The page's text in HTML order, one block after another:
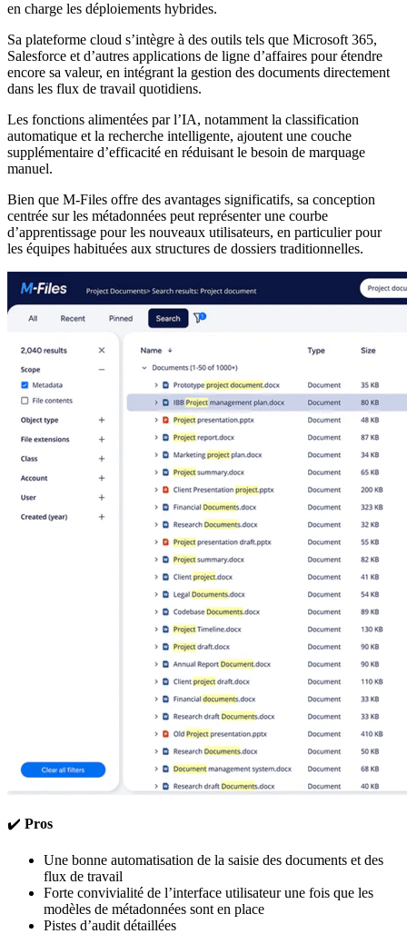
en charge les déploiements hybrides.
Sa plateforme cloud s’intègre à des outils tels que Microsoft 365,
Salesforce et d’autres applications de ligne d’affaires pour étendre
encore sa valeur, en intégrant la gestion des documents directement
dans les flux de travail quotidiens.
Les fonctions alimentées par l’IA, notamment la classification
automatique et la recherche intelligente, ajoutent une couche
supplémentaire d’efficacité en réduisant le besoin de marquage
manuel.
Bien que M-Files offre des avantages significatifs, sa conception
centrée sur les métadonnées peut représenter une courbe
d’apprentissage pour les nouveaux utilisateurs, en particulier pour
les équipes habituées aux structures de dossiers traditionnelles.
✔️ Pros
Une bonne automatisation de la saisie des documents et des
flux de travail
Forte convivialité de l’interface utilisateur une fois que les
modèles de métadonnées sont en place
Pistes d’audit détaillées